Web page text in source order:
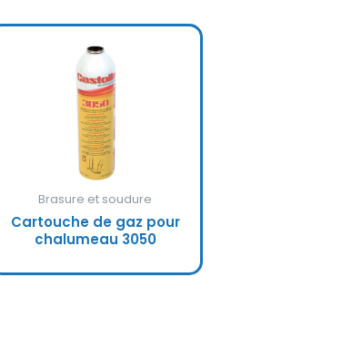
Brasure et soudure
Cartouche de gaz pour
chalumeau 3050